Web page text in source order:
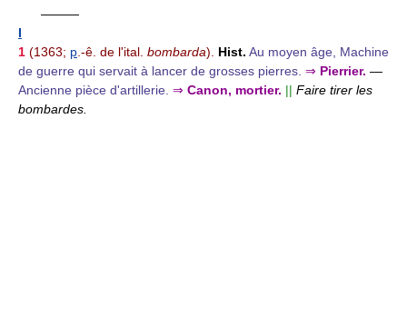
———
I
1 (1363; p.-ê. de l'ital. bombarda). Hist. Au moyen âge, Machine
de guerre qui servait à lancer de grosses pierres. ⇒ Pierrier. —
Ancienne pièce d'artillerie. ⇒ Canon, mortier. || Faire tirer les
bombardes.